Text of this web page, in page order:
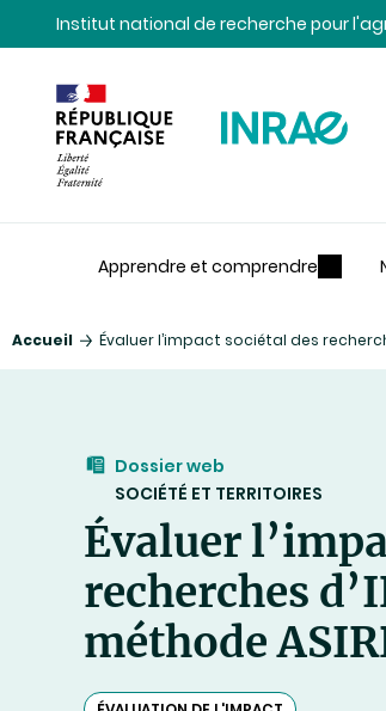
Contenu
Recherche
NavigationInstitut national de recherche pour
Apprendre et comprendre
Accueil Évaluer l’impact sociétal des
Dossier web
SOCIÉTÉ ET TERRITOIRES
Évaluer
recherches
méthode